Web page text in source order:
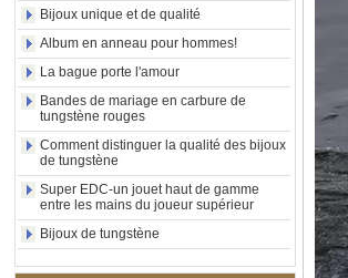
carrée polie noire,
incrustation en bois avec
motif croisé en coquille
d'ormeau, bague de
déclaration religieuse pour
hommes, gravure intérieure
personnalisée,
approvisionnement en vrac
OEM ODM, vente en
Bague en carbure de
tungstène plaqué or rose de
8 mm, corde de guitare rouge
et incrustation d'opale
écrasée, alliance pour
hommes sur le thème de la
Bijoux unique et de qualité
Album en anneau pour hommes!
La bague porte l'amour
Bandes de mariage en carbure de
tungstène rouges
Comment distinguer la qualité des bijoux
de tungstène
Super EDC-un jouet haut de gamme
entre les mains du joueur supérieur
Bijoux de tungstène